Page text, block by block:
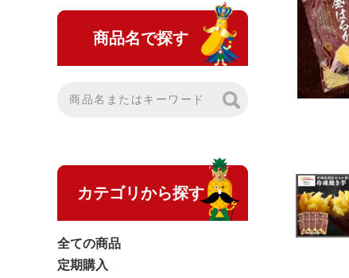
商品名で探す
カテゴリから探す
全ての商品
定期購入